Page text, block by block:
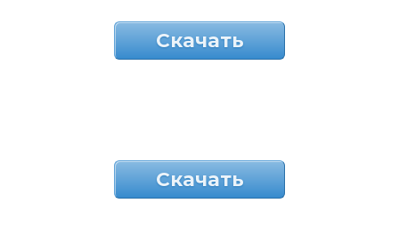
Скачать
Скачать